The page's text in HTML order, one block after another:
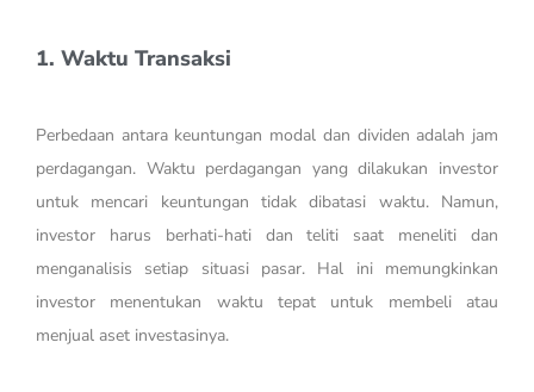
1. Waktu Transaksi
Perbedaan antara keuntungan modal dan dividen adalah jam
perdagangan. Waktu perdagangan yang dilakukan investor
untuk mencari keuntungan tidak dibatasi waktu. Namun,
investor harus berhati-hati dan teliti saat meneliti dan
menganalisis setiap situasi pasar. Hal ini memungkinkan
investor menentukan waktu tepat untuk membeli atau
menjual aset investasinya.